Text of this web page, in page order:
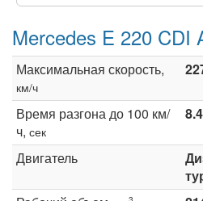
Mercedes E 220 CDI
Максимальная скорость,
км/ч
Время разгона до 100 км/
ч, сек
8.4
Двигатель